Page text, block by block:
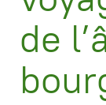
de